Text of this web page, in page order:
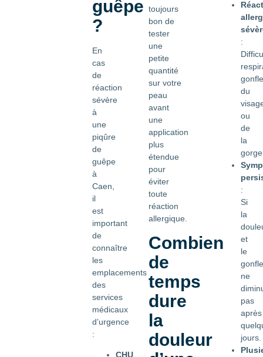
guêpe
?
En
cas
de
réaction
sévère
à
une
piqûre
de
guêpe
à
Caen,
il
est
important
de
connaître
les
emplacements
des
services
médicaux
d’urgence
:
CHU
toujours
bon de
tester
une
petite
quantité
sur votre
peau
avant
une
application
plus
étendue
pour
éviter
toute
réaction
allergique.
Combien
de
temps
dure
la
douleur
:
du
ou
de
la
:
Si
la
et
le
ne
pas
après
jours.